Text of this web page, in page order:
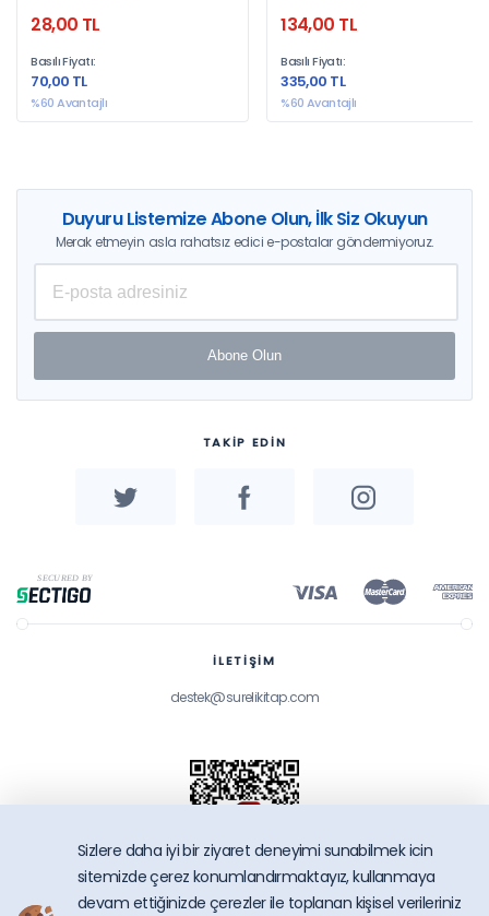
Sosyolojisi
28,00 TL
Basılı Fiyatı:
70,00 TL
%60 Avantajlı
Kültürü
134,00 TL
Basılı Fiyatı:
335,00 TL
%60 Avantajlı
Duyuru Listemize Abone Olun, İlk Siz Okuyun
Merak etmeyin asla rahatsız edici e-postalar göndermiyoruz.
Abone Olun
TAKİP EDİN
İLETİŞİM
destek@surelikitap.com
Sizlere daha iyi bir ziyaret deneyimi sunabilmek icin
sitemizde çerez konumlandırmaktayız, kullanmaya
devam ettiğinizde çerezler ile toplanan kişisel verileriniz